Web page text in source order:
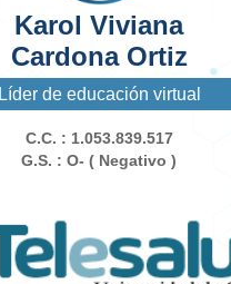
Karol Viviana
Cardona Ortiz
Líder de educación virtual
C.C. : 1.053.839.517
G.S. : O- ( Negativo )